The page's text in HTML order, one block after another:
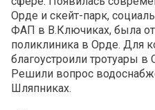
Орде и скейт-парк,
ФАП в В.Ключиках, была
поликлиника в Орде. Для
благоустроили тротуары
Решили вопрос
Шляпниках.